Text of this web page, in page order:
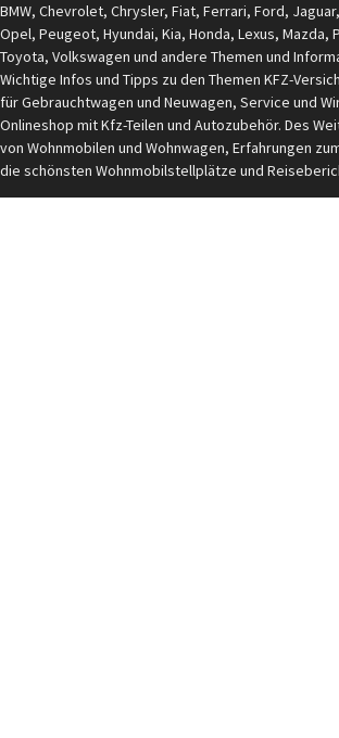
BMW, Chevrolet, Chrysler, Fiat, Ferrari, Ford,
Opel, Peugeot, Hyundai, Kia, Honda, Lexus, Mazda,
Toyota, Volkswagen und andere Themen und
Wichtige Infos und Tipps zu den Themen KFZ-
für Gebrauchtwagen und Neuwagen, Service und
Onlineshop mit Kfz-Teilen und Autozubehör. Des
von Wohnmobilen und Wohnwagen, Erfahrungen
die schönsten Wohnmobilstellplätze und